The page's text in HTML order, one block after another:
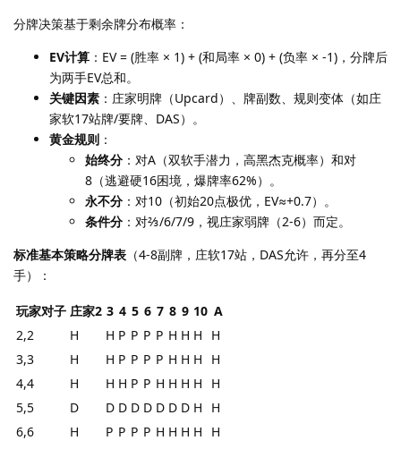
分牌决策基于剩余牌分布概率：
EV计算 ：EV = (胜率 × 1) + (和局率 × 0) + (负率 × -1)，分牌后
为两手EV总和。
关键因素 ：庄家明牌（Upcard）、牌副数、规则变体（如庄
家软17站牌/要牌、DAS）。
黄金规则 ：
始终分 ：对A（双软手潜力，高黑杰克概率）和对
8（逃避硬16困境，爆牌率62%）。
永不分 ：对10（初始20点极优，EV≈+0.7）。
条件分 ：对⅔/6/7/9，视庄家弱牌（2-6）而定。
标准基本策略分牌表 （4-8副牌，庄软17站，DAS允许，再分至4
手）：
玩家对子 庄家2 3 4 5 6 7 8 9 10 A
2,2
H H P P P P H H H
H
3,3
H H P P P P H H H
H
4,4
H H H P P H H H H
H
5,5
D D D D D D D D H
H
6,6
H P P P P H H H H
H